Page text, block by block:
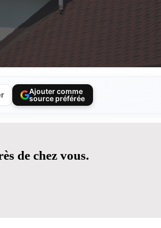
Ajouter comme
source préférée
de chez vous.